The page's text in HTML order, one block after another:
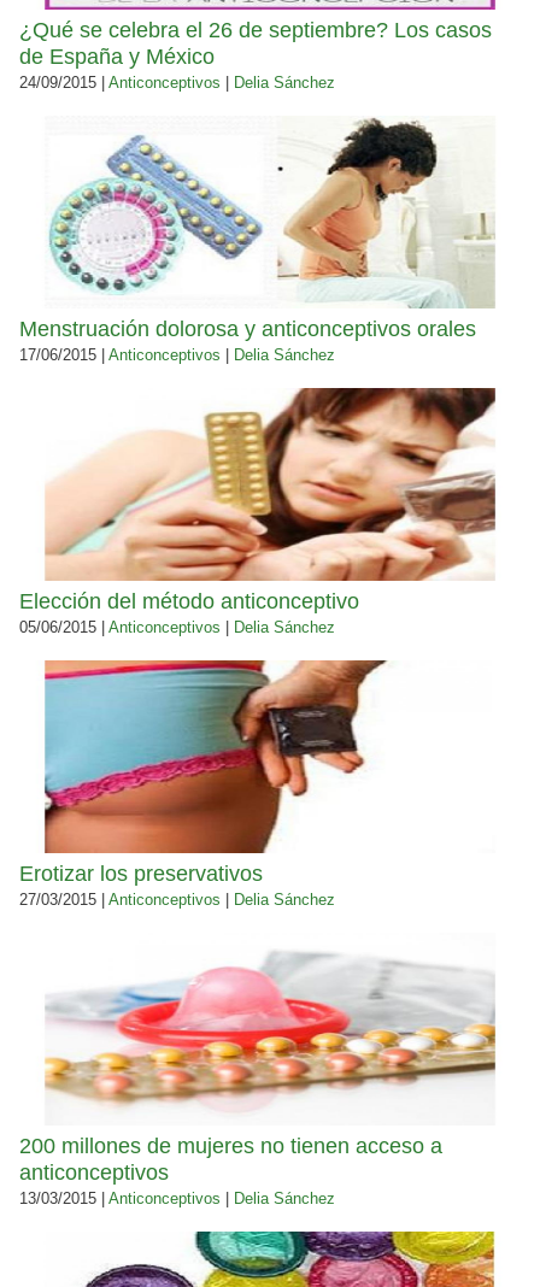
¿Qué se celebra el 26 de septiembre? Los casos
de España y México
24/09/2015 | Anticonceptivos Delia Sánchez
Menstruación dolorosa y anticonceptivos orales
17/06/2015 | Anticonceptivos Delia Sánchez
Elección del método anticonceptivo
05/06/2015 | Anticonceptivos Delia Sánchez
Erotizar los preservativos
27/03/2015 | Anticonceptivos Delia Sánchez
200 millones de mujeres no tienen acceso a
anticonceptivos
13/03/2015 | Anticonceptivos Delia Sánchez